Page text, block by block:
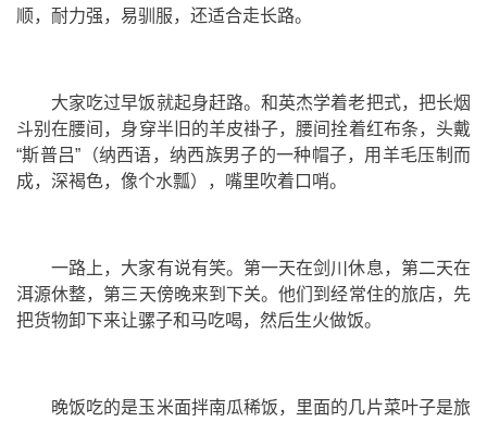
顺，耐力强，易驯服，还适合走长路。
大家吃过早饭就起身赶路。和英杰学着老把式，把长烟
斗别在腰间，身穿半旧的羊皮褂子，腰间拴着红布条，头戴
“斯普吕”（纳西语，纳西族男子的一种帽子，用羊毛压制而
成，深褐色，像个水瓢），嘴里吹着口哨。
一路上，大家有说有笑。第一天在剑川休息，第二天在
洱源休整，第三天傍晚来到下关。他们到经常住的旅店，先
把货物卸下来让骡子和马吃喝，然后生火做饭。
晚饭吃的是玉米面拌南瓜稀饭，里面的几片菜叶子是旅